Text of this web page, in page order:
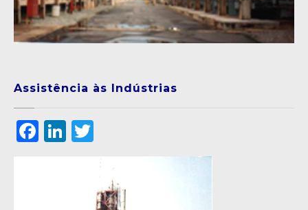
Assistência às Indústrias
Facebook
LinkedIn